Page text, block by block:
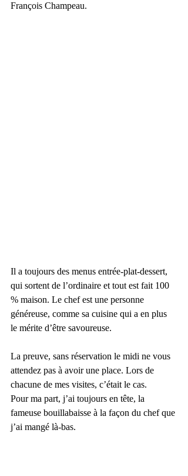
François Champeau.
Il a toujours des menus entrée-plat-dessert,
qui sortent de l’ordinaire et tout est fait 100
% maison. Le chef est une personne
généreuse, comme sa cuisine qui a en plus
le mérite d’être savoureuse.
La preuve, sans réservation le midi ne vous
attendez pas à avoir une place. Lors de
chacune de mes visites, c’était le cas.
Pour ma part, j’ai toujours en tête, la
fameuse bouillabaisse à la façon du chef que
j’ai mangé là-bas.